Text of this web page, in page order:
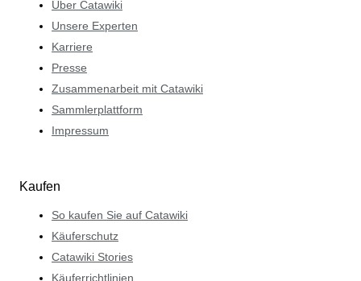
Über Catawiki
Unsere Experten
Karriere
Presse
Zusammenarbeit mit Catawiki
Sammlerplattform
Impressum
Kaufen
So kaufen Sie auf Catawiki
Käuferschutz
Catawiki Stories
Käuferrichtlinien